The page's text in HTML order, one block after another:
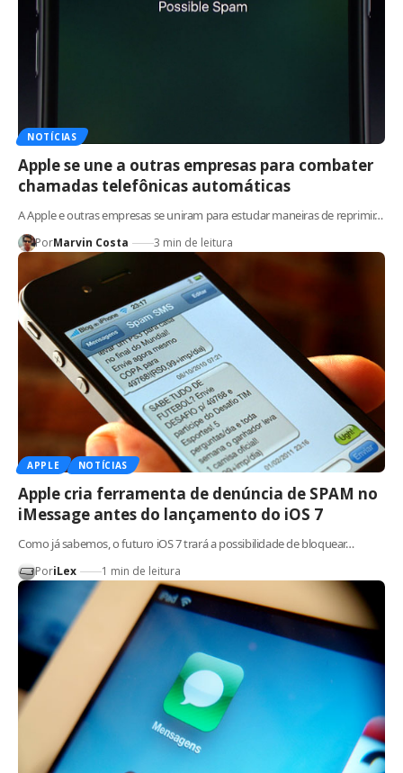
NOTÍCIAS
Apple se une a outras empresas para combater
chamadas telefônicas automáticas
A Apple e outras empresas se uniram para estudar maneiras de reprimir…
PorMarvin Costa 3 min de leitura
APPLE NOTÍCIAS
Apple cria ferramenta de denúncia de SPAM no
iMessage antes do lançamento do iOS 7
Como já sabemos, o futuro iOS 7 trará a possibilidade de bloquear…
PoriLex 1 min de leitura